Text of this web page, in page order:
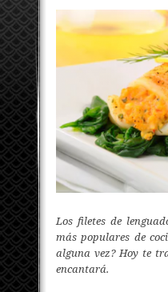
Los filetes de
más populares de
alguna vez? Hoy te
encantará.